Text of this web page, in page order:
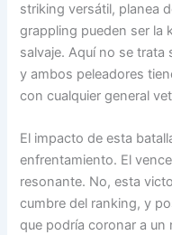
striking versátil, planea
grappling pueden ser la
salvaje. Aquí no se trata
y ambos peleadores
con cualquier general
El impacto de esta
enfrentamiento. El
resonante. No, esta
cumbre del ranking, y
que podría coronar a un